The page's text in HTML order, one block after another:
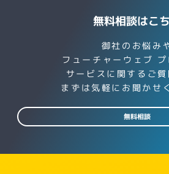
無料相談はこ
御社のお悩み
フューチャーウェブ
サービスに関するご質
まずは気軽にお聞かせ
無料相談